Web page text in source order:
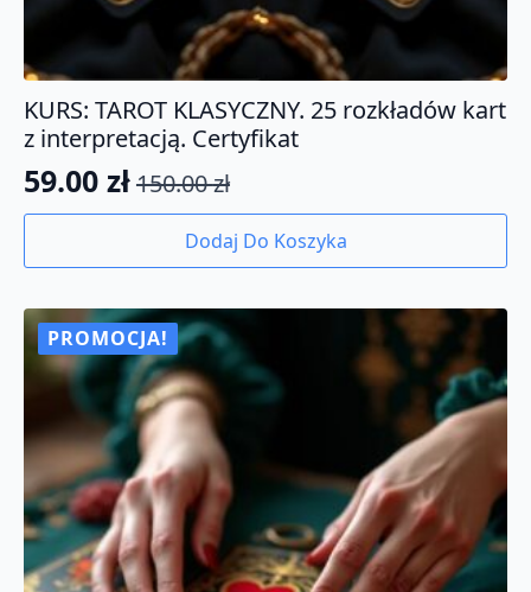
KURS: TAROT KLASYCZNY. 25 rozkładów kart
z interpretacją. Certyfikat
150.00zł
Pierwotna
wynosiła:
150.00 zł.
59.00 zł
Aktualna
wynosi:
59.00 zł.
Dodaj Do Koszyka
PROMOCJA!